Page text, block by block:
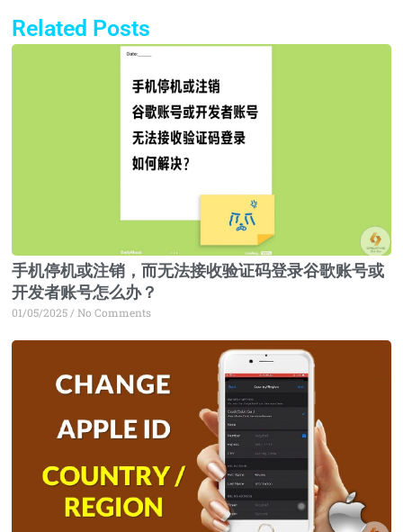
Related Posts
手机停机或注销，而无法接收验证码登录谷歌账号或
开发者账号怎么办？
01/05/2025 No Comments
Page